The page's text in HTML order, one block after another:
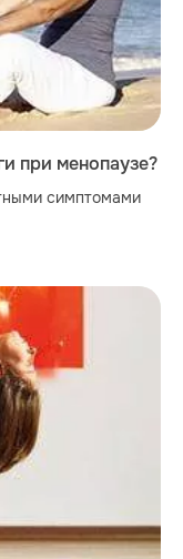
при менопаузе?
симптомами